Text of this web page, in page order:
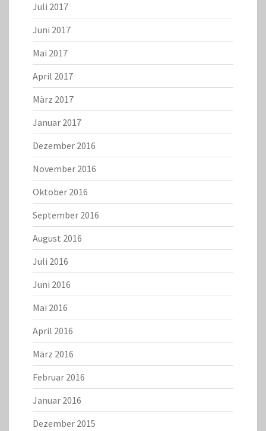
Juli 2017
Juni 2017
Mai 2017
April 2017
März 2017
Januar 2017
Dezember 2016
November 2016
Oktober 2016
September 2016
August 2016
Juli 2016
Juni 2016
Mai 2016
April 2016
März 2016
Februar 2016
Januar 2016
Dezember 2015